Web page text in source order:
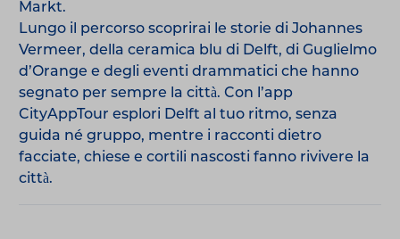
Markt.
Lungo il percorso scoprirai le storie di Johannes
Vermeer, della ceramica blu di Delft, di Guglielmo
d’Orange e degli eventi drammatici che hanno
segnato per sempre la città. Con l’app
CityAppTour esplori Delft al tuo ritmo, senza
guida né gruppo, mentre i racconti dietro
facciate, chiese e cortili nascosti fanno rivivere la
città.